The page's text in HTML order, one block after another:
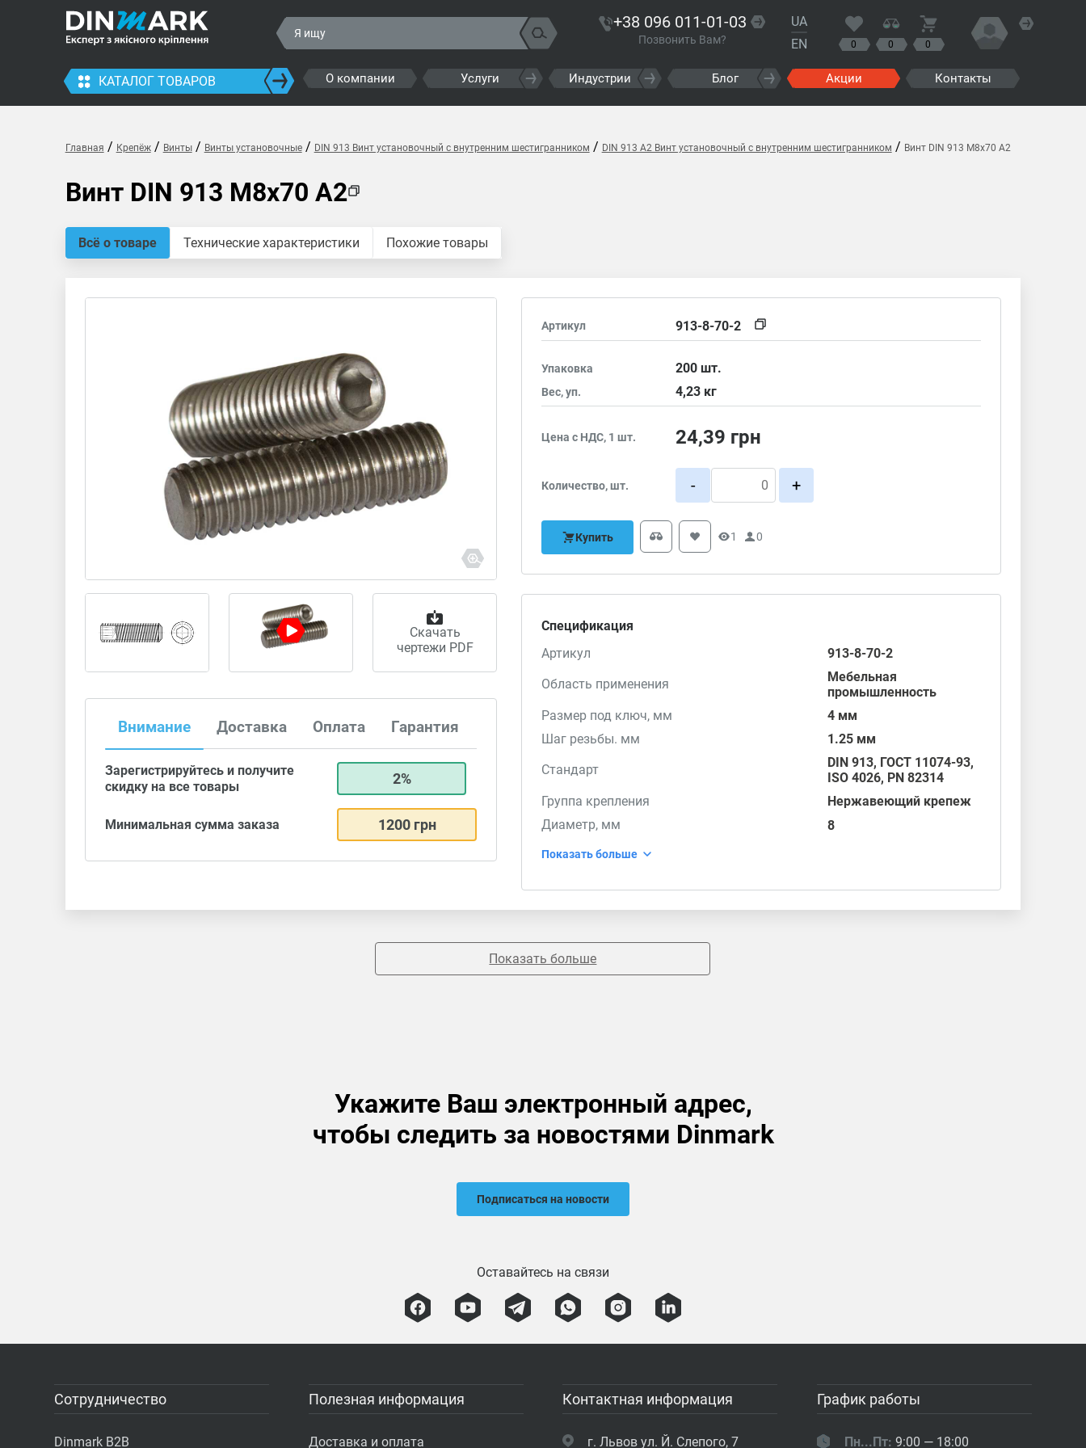
+38 096 011-01-03
Позвонить Вам?
UA
EN
0 0 0
КАТАЛОГ ТОВАРОВ О компании Услуги Индустрии Блог Акции Контакты
Главная / Крепёж/ Винты/ Винты установочные/ DIN 913 Винт установочный с внутренним шестигранником / DIN 913 A2 Винт установочный с внутренним шестигранником / Винт DIN 913 M8x70 A2
Винт DIN 913 M8x70 A2
Всё о товаре Технические характеристики Похожие товары
Скачать
чертежи PDF
Внимание Доставка Оплата Гарантия
Зарегистрируйтесь и получите
скидку на все товары
2%
Минимальная сумма заказа 1200 грн
Артикул 913-8-70-2
Упаковка 200шт.
Вес, уп. 4,23 кг
Цена с НДС, 1 шт. 24,39 грн
Количество, шт. - +
Купить 1 0
Спецификация
Артикул
913-8-70-2
Область применения
Мебельная
промышленность
Размер под ключ, мм
4 мм
Шаг резьбы. мм
1.25 мм
Стандарт
DIN 913, ГОСТ 11074-93,
ISO 4026, PN 82314
Группа крепления
Нержавеющий крепеж
Диаметр, мм
8
Показать больше
Показать больше
Укажите Ваш электронный адрес,
чтобы следить за новостями Dinmark
Подписаться на новости
Оставайтесь на связи
Сотрудничество
Dinmark B2B
Полезная информация
Доставка и оплата
Контактная информация
г. Львов ул. Й. Слепого, 7
График работы
Пн...Пт: 9:00 — 18:00